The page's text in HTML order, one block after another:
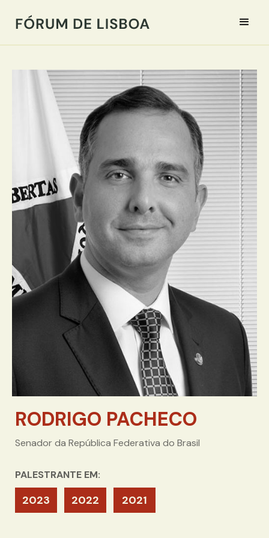
RODRIGO PACHECO
Senador da República Federativa do Brasil
PALESTRANTE EM:
2023 2022 2021